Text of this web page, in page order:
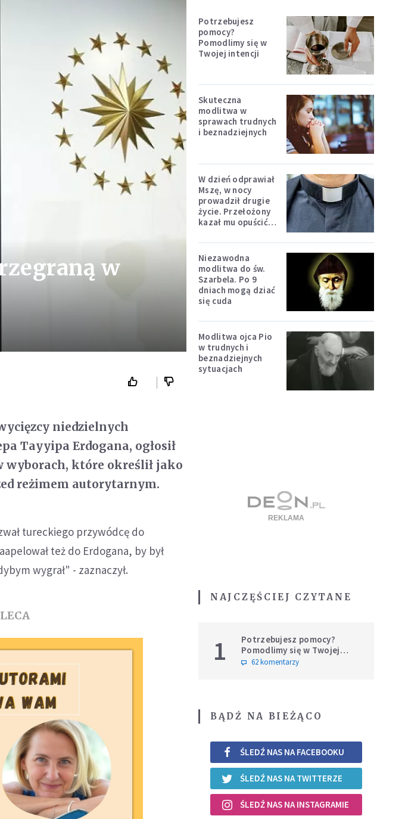
w
niedzielnych
Tayyipa Erdogana, ogłosił
wyborach, które określił jako
reżimem autorytarnym.
tureckiego przywódcę do
też do Erdogana, by był
wygrał" - zaznaczył.
Potrzebujesz
pomocy?
Pomodlimy się w
Twojej intencji
Skuteczna
modlitwa w
sprawach trudnych
i beznadziejnych
W dzień odprawiał
Mszę, w nocy
prowadził drugie
życie. Przełożony
kazał mu opuścić
Niezawodna
modlitwa do św.
Szarbela. Po 9
dniach mogą dziać
się cuda
Modlitwa ojca Pio
w trudnych i
beznadziejnych
sytuacjach
NAJCZĘŚCIEJ CZYTANE
1
Potrzebujesz pomocy?
Pomodlimy się w Twojej
intencji
62 komentarzy
BĄDŹ NA BIEŻĄCO
ŚLEDŹ NAS NA FACEBOOKU
ŚLEDŹ NAS NA TWITTERZE
ŚLEDŹ NAS NA INSTAGRAMIE